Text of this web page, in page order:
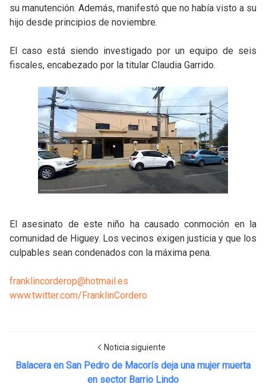
su manutención. Además, manifestó que no había visto a su
hijo desde principios de noviembre.
El caso está siendo investigado por un equipo de seis
fiscales, encabezado por la titular Claudia Garrido.
El asesinato de este niño ha causado conmoción en la
comunidad de Higuey. Los vecinos exigen justicia y que los
culpables sean condenados con la máxima pena.
franklincorderop@hotmail.es
www.twitter.com/FranklinCordero
Noticia siguiente
Balacera en San Pedro de Macorís deja una mujer muerta
en sector Barrio Lindo